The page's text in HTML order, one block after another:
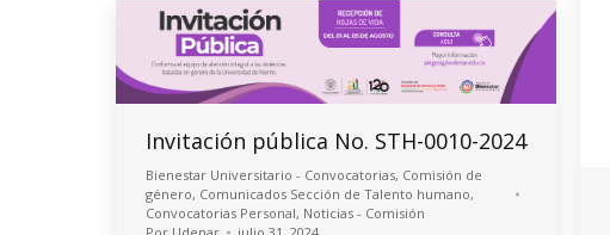
Invitación pública No. STH-0010-2024
Bienestar Universitario - Convocatorias, Comisión de
género, Comunicados Sección de Talento humano,
Convocatorias Personal, Noticias - Comisión